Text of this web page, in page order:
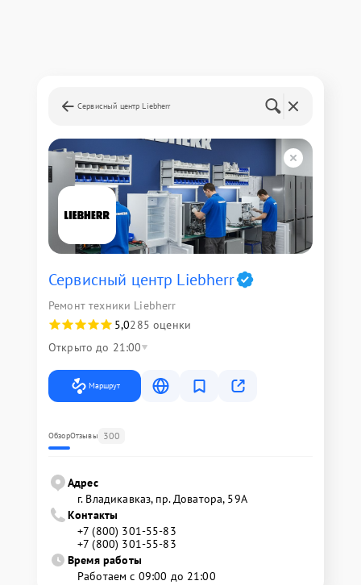
Сервисный центр Liebherr
Сервисный центр Liebherr
Ремонт техники Liebherr
5,0285 оценки
Открыто до 21:00
Маршрут
ОбзорОтзывы 300
Адрес
г. Владикавказ, пр. Доватора, 59А
Контакты
+7 (800) 301-55-83
+7 (800) 301-55-83
Время работы
Работаем с 09:00 до 21:00